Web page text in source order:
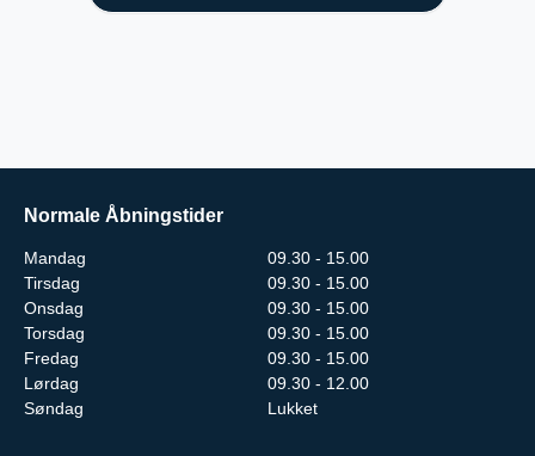
Normale Åbningstider
Mandag
09.30 - 15.00
Tirsdag
09.30 - 15.00
Onsdag
09.30 - 15.00
Torsdag
09.30 - 15.00
Fredag
09.30 - 15.00
Lørdag
09.30 - 12.00
Søndag
Lukket